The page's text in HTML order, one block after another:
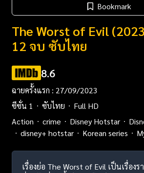
Bookmark
The Worst of Evil
12 จบ ซับไทย
8.6
ฉายครั้งแรก : 27/09/2023
ซีซั่น 1
ซับไทย
Full HD
Action
crime Disney Hotstar
disney+ hotstar
Korean series
เรื่องย่อ The Worst of Evil เป็นเรื่อง